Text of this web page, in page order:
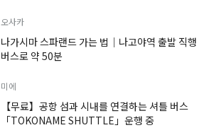
오사카
나가시마 스파랜드 가는 법｜나고야역 출발 직행
버스로 약 50분
미에
【무료】공항 섬과 시내를 연결하는 셔틀 버스
「TOKONAME SHUTTLE」운행 중